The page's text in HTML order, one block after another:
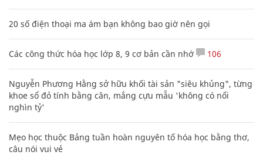
20 số điện thoại ma ám bạn không bao giờ nên gọi
Các công thức hóa học lớp 8, 9 cơ bản cần nhớ 106
Nguyễn Phương Hằng sở hữu khối tài sản "siêu khủng", từng
khoe sổ đỏ tính bằng cân, mắng cựu mẫu 'không có nổi
nghìn tỷ'
Mẹo học thuộc Bảng tuần hoàn nguyên tố hóa học bằng thơ,
câu nói vui vẻ